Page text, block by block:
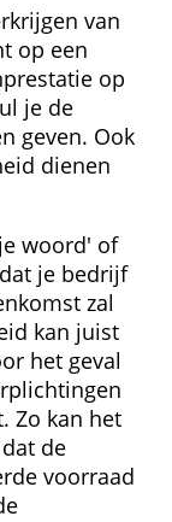
van
op een
op
je de
geven. Ook
dienen
woord' of
je bedrijf
zal
kan juist
het geval
Zo kan het
de
voorraad